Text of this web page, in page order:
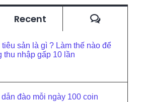
Recent
sản là gì ? Làm thế nào để
thu nhập gấp 10 lần
đào mỗi ngày 100 coin